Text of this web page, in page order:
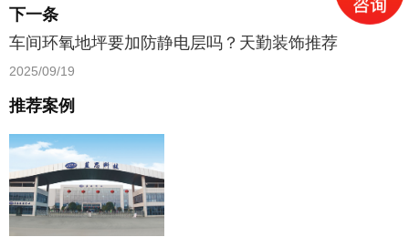
下一条
车间环氧地坪要加防静电层吗？天勤装饰推荐
2025/09/19
推荐案例